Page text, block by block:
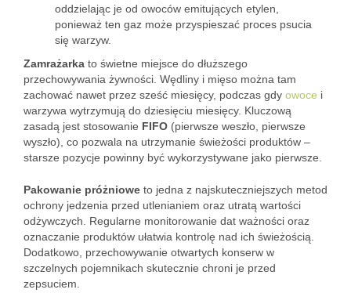
oddzielając je od owoców emitujących etylen,
ponieważ ten gaz może przyspieszać proces psucia
się warzyw.
Zamrażarka to świetne miejsce do dłuższego
przechowywania żywności. Wędliny i mięso można tam
zachować nawet przez sześć miesięcy, podczas gdy owoce i
warzywa wytrzymują do dziesięciu miesięcy. Kluczową
zasadą jest stosowanie FIFO (pierwsze weszło, pierwsze
wyszło), co pozwala na utrzymanie świeżości produktów –
starsze pozycje powinny być wykorzystywane jako pierwsze.
Pakowanie próżniowe to jedna z najskuteczniejszych metod
ochrony jedzenia przed utlenianiem oraz utratą wartości
odżywczych. Regularne monitorowanie dat ważności oraz
oznaczanie produktów ułatwia kontrolę nad ich świeżością.
Dodatkowo, przechowywanie otwartych konserw w
szczelnych pojemnikach skutecznie chroni je przed
zepsuciem.